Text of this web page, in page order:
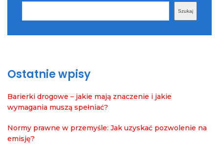
Szukaj
Ostatnie wpisy
Barierki drogowe – jakie mają znaczenie i jakie
wymagania muszą spełniać?
Normy prawne w przemyśle: Jak uzyskać pozwolenie na
emisję?